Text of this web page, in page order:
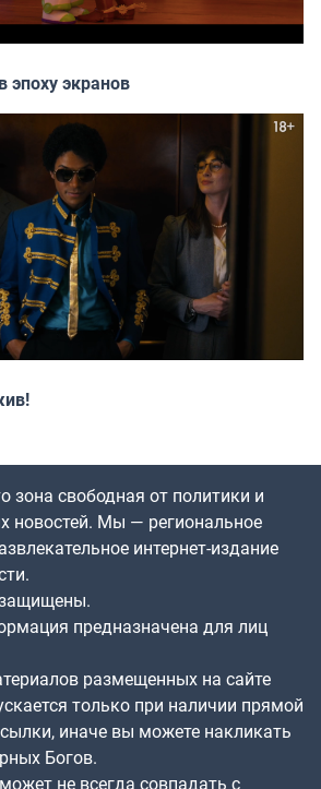
эпоху экранов
зона свободная от политики и
новостей. Мы — региональное
интернет-издание
предназначена для лиц
размещенных на сайте
только при наличии прямой
иначе вы можете накликать
Богов.
не всегда совпадать с